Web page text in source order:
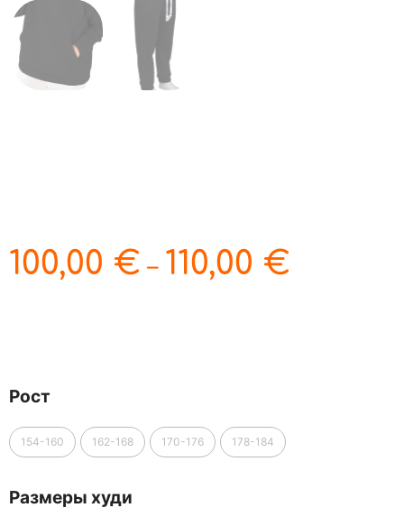
100,00 € – 110,00 €
Рост
154-160 162-168 170-176 178-184
Размеры худи